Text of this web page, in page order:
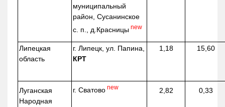
муниципальный
район, Сусанинское
с. п.,д.Красницы new
Липецкая
область
г. Липецк, ул. Папина,
КРТ
1,18 15,60
Луганская
Народная
г. Сватово new 2,82 0,33